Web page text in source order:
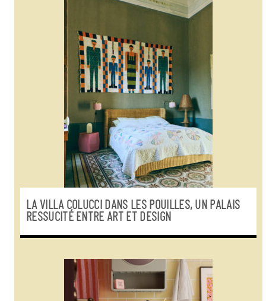
LA VILLA COLUCCI DANS LES POUILLES, UN PALAIS
RESSUCITÉ ENTRE ART ET DESIGN